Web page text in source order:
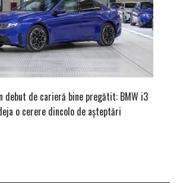
debut de carieră bine pregătit: BMW i3
o cerere dincolo de așteptări